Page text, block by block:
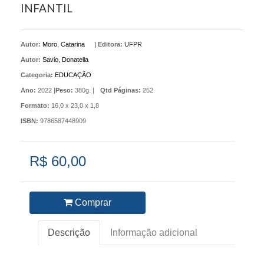
INFANTIL
Autor: Moro, Catarina
Autor: Savio, Donatella
| Editora: UFPR
Categoria: EDUCAÇÃO
Ano: 2022 |Peso: 380g. | Qtd Páginas: 252
Formato: 16,0 x 23,0 x 1,8
ISBN: 9786587448909
R$ 60,00
Comprar
Descrição Informação adicional